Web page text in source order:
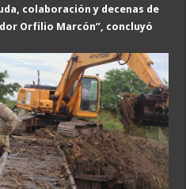
colaboración y decenas de
Orfilio Marcón”, concluyó